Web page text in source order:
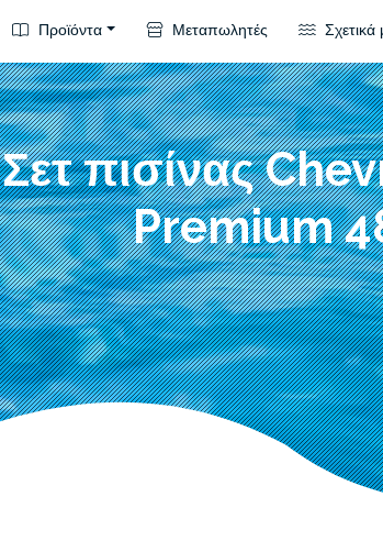
Προϊόντα Μεταπωλητές Σχετικά
Σετ πισίνας
Premium